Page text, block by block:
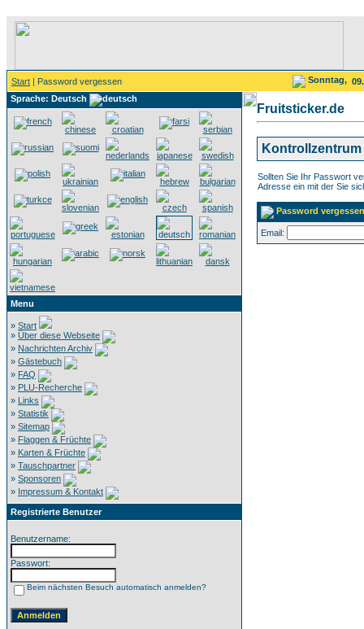
Start | Password vergessen Sonntag,
Sprache: Deutsch
Menu
» Start
» Über diese Webseite
» Nachrichten Archiv
» Gästebuch
» FAQ
» PLU-Recherche
» Links
» Statistik
» Sitemap
» Flaggen & Früchte
» Karten & Früchte
» Tauschpartner
» Sponsoren
» Impressum & Kontakt
Registrierte Benutzer
Benutzername:
Passwort:
Beim nächsten Besuch automatisch anmelden?
Fruitsticker.de
Kontrollzentrum
Sollten Sie Ihr Passwort
Adresse ein mit der Sie
Password vergessen
Email: